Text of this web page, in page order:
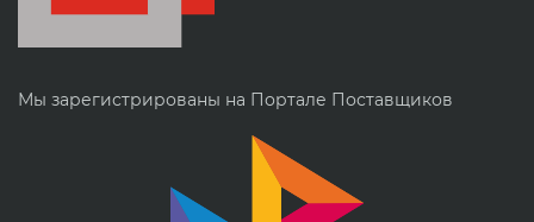
Мы зарегистрированы на Портале Поставщиков